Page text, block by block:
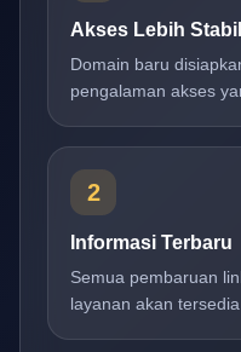
Akses Lebih Stabil
Domain baru
pengalaman akses
2
Informasi Terbaru
Semua pembaruan
layanan akan